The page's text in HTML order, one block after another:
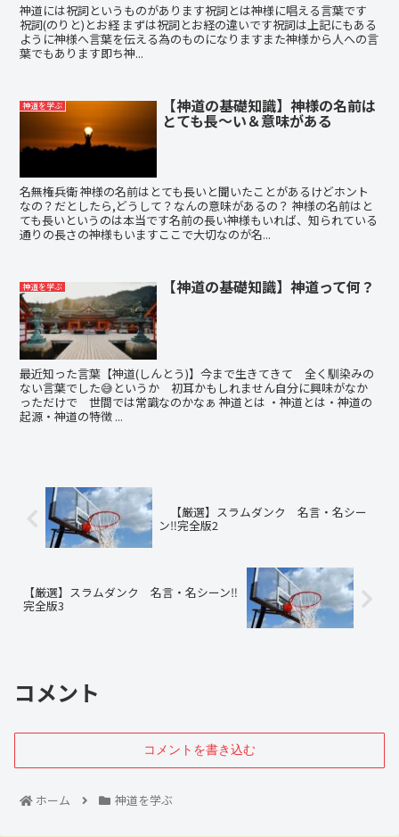
神道には祝詞というものがあります祝詞とは神様に唱える言葉です
祝詞(のりと)とお経 まずは祝詞とお経の違いです祝詞は上記にもある
ように神様へ言葉を伝える為のものになりますまた神様から人への言
葉でもあります即ち神...
神道を学ぶ 【神道の基礎知識】神様の名前は
とても長～い＆意味がある
名無権兵衛 神様の名前はとても長いと聞いたことがあるけどホント
なの？だとしたら,どうして？なんの意味があるの？ 神様の名前はと
ても長いというのは本当です名前の長い神様もいれば、知られている
通りの長さの神様もいますここで大切なのが名...
神道を学ぶ 【神道の基礎知識】神道って何？
最近知った言葉【神道(しんとう)】今まで生きてきて 全く馴染みの
ない言葉でした😅というか 初耳かもしれません自分に興味がなか
っただけで 世間では常識なのかなぁ 神道とは ・神道とは・神道の
起源・神道の特徴 ...
【厳選】スラムダンク 名言・名シー
ン‼完全版2
【厳選】スラムダンク 名言・名シーン‼
完全版3
コメント
コメントを書き込む
ホーム 神道を学ぶ